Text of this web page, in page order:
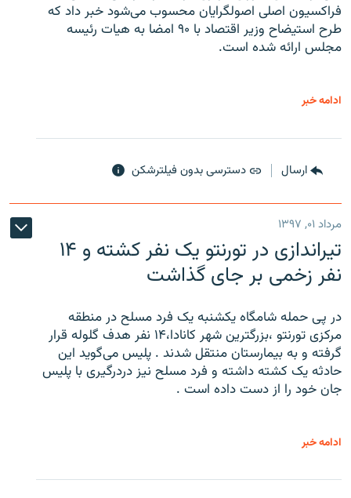
فراکسیون اصلی اصولگرایان محسوب می‌شود خبر داد که
طرح استیضاح وزیر اقتصاد با ۹۰ امضا به هیات رئیسه
مجلس ارائه شده است.
ادامه خبر
ارسال دسترسی بدون فیلترشکن
مرداد ۰۱, ۱۳۹۷
تیراندازی در تورنتو یک نفر کشته و ۱۴
نفر زخمی بر جای گذاشت
در پی حمله شامگاه یکشنبه یک فرد مسلح در منطقه
مرکزی تورنتو ،‌بزرگترین شهر کانادا،۱۴ نفر هدف گلوله قرار
گرفته و به بیمارستان منتقل شدند . پلیس می‌گوید این
حادثه یک کشته داشته و فرد مسلح نیز دردرگیری با پلیس
جان خود را از دست داده است .
ادامه خبر